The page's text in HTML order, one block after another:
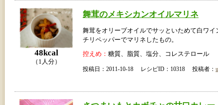
48kcal
（1人分）
舞茸のメキシカンオイルマリネ
舞茸をオリーブオイルでサッといためて白ワイ
チリペッパーでマリネしたもの。
控えめ： 糖質、脂質、塩分、コレステロール
投稿日：2011-10-18 レシピID：10318 投稿者：